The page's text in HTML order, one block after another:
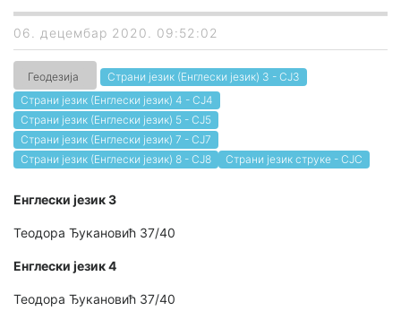
06. децембар 2020. 09:52:02
Геодезија
Страни језик (Енглески језик) 3 - СЈ3
Страни језик (Енглески језик) 4 - СЈ4
Страни језик (Енглески језик) 5 - СЈ5
Страни језик (Енглески језик) 7 - СЈ7
Страни језик (Енглески језик) 8 - СЈ8
Страни језик струке - СЈС
Енглески језик 3
Теодора Ђукановић 37/40
Енглески језик 4
Теодора Ђукановић 37/40